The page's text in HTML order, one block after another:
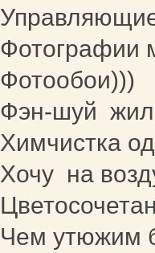
Фотографии
Фотообои)))
Фэн-шуй
Химчистка
Хочу на
Чем утюжим